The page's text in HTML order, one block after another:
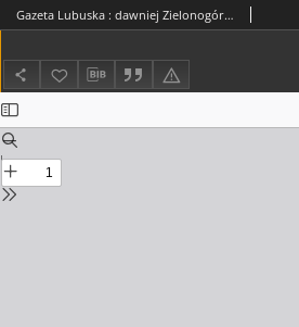
Gazeta Lubuska : dawniej Zielonogórska-Gorzowska R. XLII [właśc. XLIII], nr 104 (5 maja 1994). - Wyd. 1